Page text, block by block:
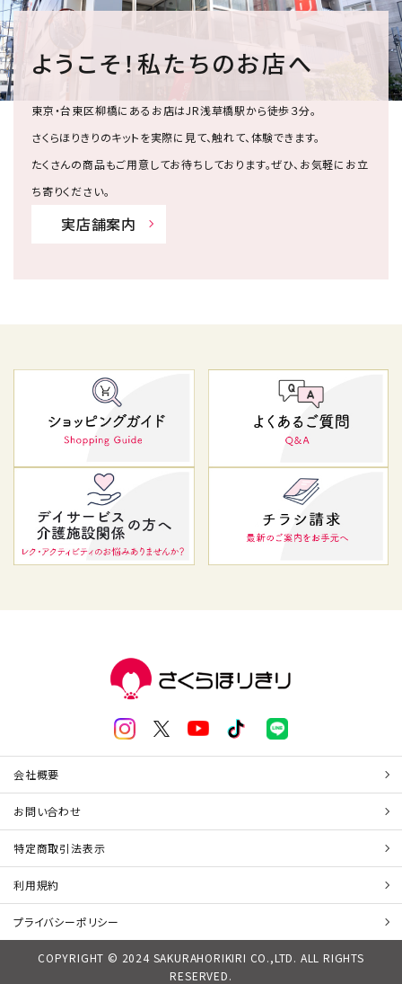
ようこそ！私たちのお店へ
東京・台東区柳橋にあるお店はJR浅草橋駅から徒歩３分。
さくらほりきりのキットを実際に見て、触れて、体験できます。
たくさんの商品もご用意してお待ちしております。ぜひ、お気軽にお立
ち寄りください。
実店舗案内
会社概要
お問い合わせ
特定商取引法表示
利用規約
プライバシーポリシー
COPYRIGHT © 2024 SAKURAHORIKIRI CO.,LTD. ALL RIGHTS
RESERVED.